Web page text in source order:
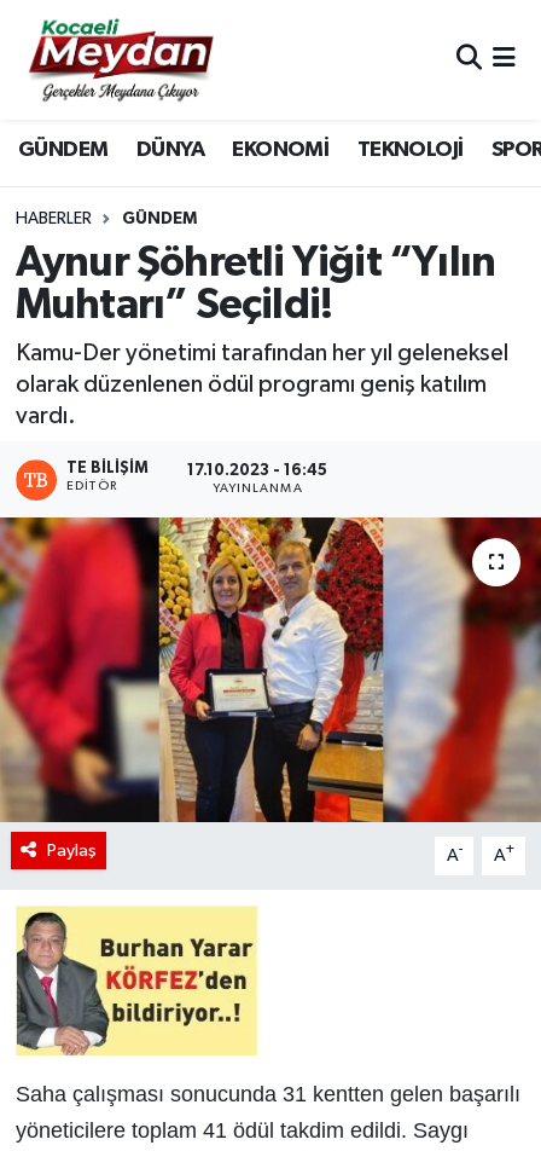
GÜNDEM DÜNYA EKONOMİ TEKNOLOJİ
HABERLER GÜNDEM
Aynur Şöhretli Yiğit “Yılın
Muhtarı” Seçildi!
Kamu-Der yönetimi tarafından her yıl geleneksel
olarak düzenlenen ödül programı geniş katılım
vardı.
TE BILIŞIM
EDITÖR
17.10.2023 - 16:45
YAYINLANMA
Paylaş A- A+
Saha çalışması sonucunda 31 kentten gelen başarılı
yöneticilere toplam 41 ödül takdim edildi. Saygı
Nöbetçi Eczaneler
Hava Durumu
Trafik Durumu
Süper Lig Puan Durumu ve Fikstür
Son Dakika Haberleri
Haber Arşivi